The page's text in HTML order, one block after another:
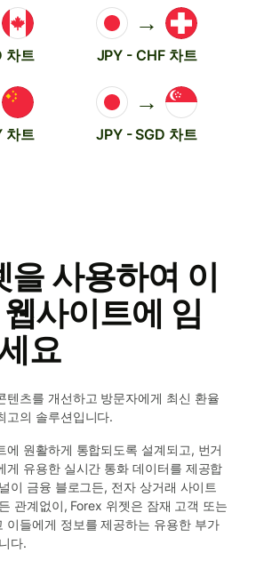
차트
→
JPY - CHF 차트
차트
→
JPY - SGD 차트
을 사용하여 이
사이트에 임
요
텐츠를 개선하고 방문자에게 최신 환율
고의 솔루션입니다.
에 원활하게 통합되도록 설계되고, 번거
게 유용한 실시간 통화 데이터를 제공합
이 금융 블로그든, 전자 상거래 사이트
관계없이, Forex 위젯은 잠재 고객 또는
이들에게 정보를 제공하는 유용한 부가
다.